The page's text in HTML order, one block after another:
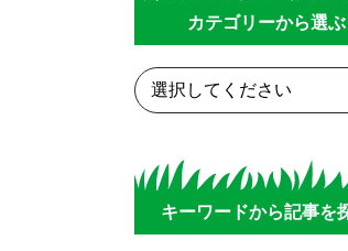
カテゴリーから選ぶ
キーワードから記事を